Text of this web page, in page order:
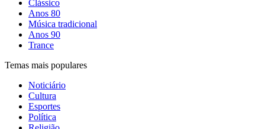
Clássico
Anos 80
Música tradicional
Anos 90
Trance
Temas mais populares
Noticiário
Cultura
Esportes
Política